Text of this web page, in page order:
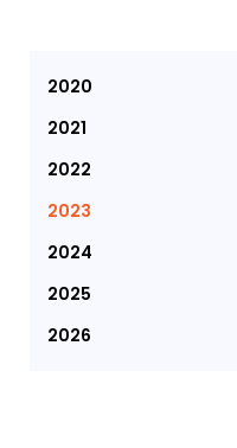
2020
2021
2022
2023
2024
2025
2026